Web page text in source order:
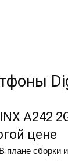
A242
цене
В плане сборки